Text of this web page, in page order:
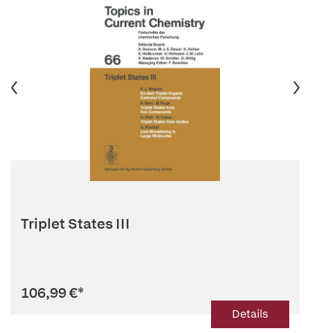
Triplet States III
106,99 €*
Details